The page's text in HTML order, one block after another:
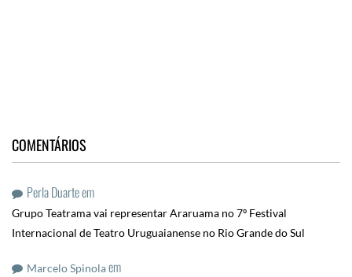
COMENTÁRIOS
Perla Duarteem
Grupo Teatrama vai representar Araruama no 7º Festival
Internacional de Teatro Uruguaianense no Rio Grande do Sul
Marcelo Spinolaem